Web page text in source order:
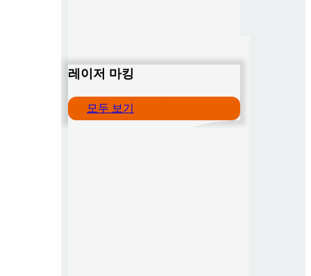
레이저 마킹
모두 보기